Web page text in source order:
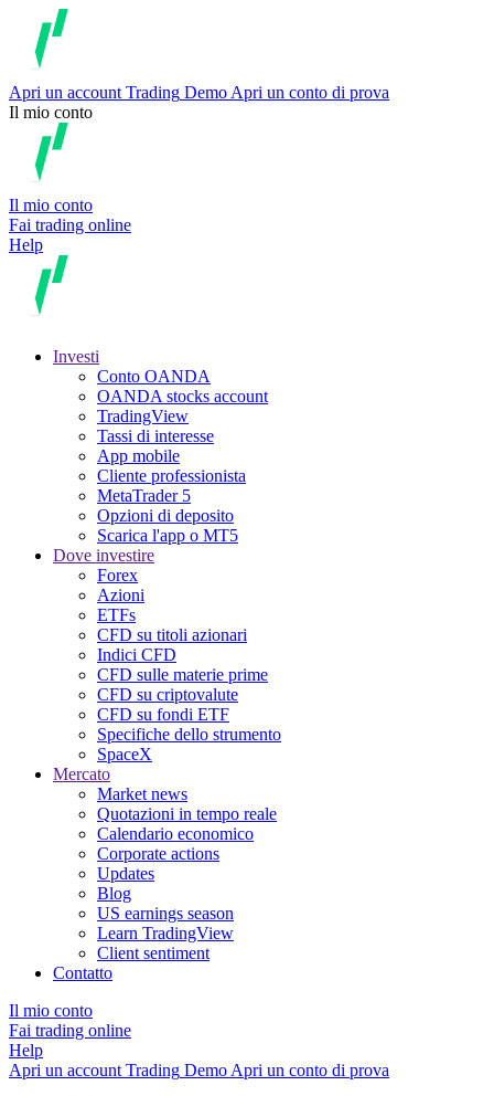
Apri un account Trading Demo Apri un conto di prova
Il mio conto
Il mio conto
Fai trading online
Help
Investi
Conto OANDA
OANDA stocks account
TradingView
Tassi di interesse
App mobile
Cliente professionista
MetaTrader 5
Opzioni di deposito
Scarica l'app o MT5
Dove investire
Forex
Azioni
ETFs
CFD su titoli azionari
Indici CFD
CFD sulle materie prime
CFD su criptovalute
CFD su fondi ETF
Specifiche dello strumento
SpaceX
Mercato
Market news
Quotazioni in tempo reale
Calendario economico
Corporate actions
Updates
Blog
US earnings season
Learn TradingView
Client sentiment
Contatto
Il mio conto
Fai trading online
Help
Apri un account Trading Demo Apri un conto di prova